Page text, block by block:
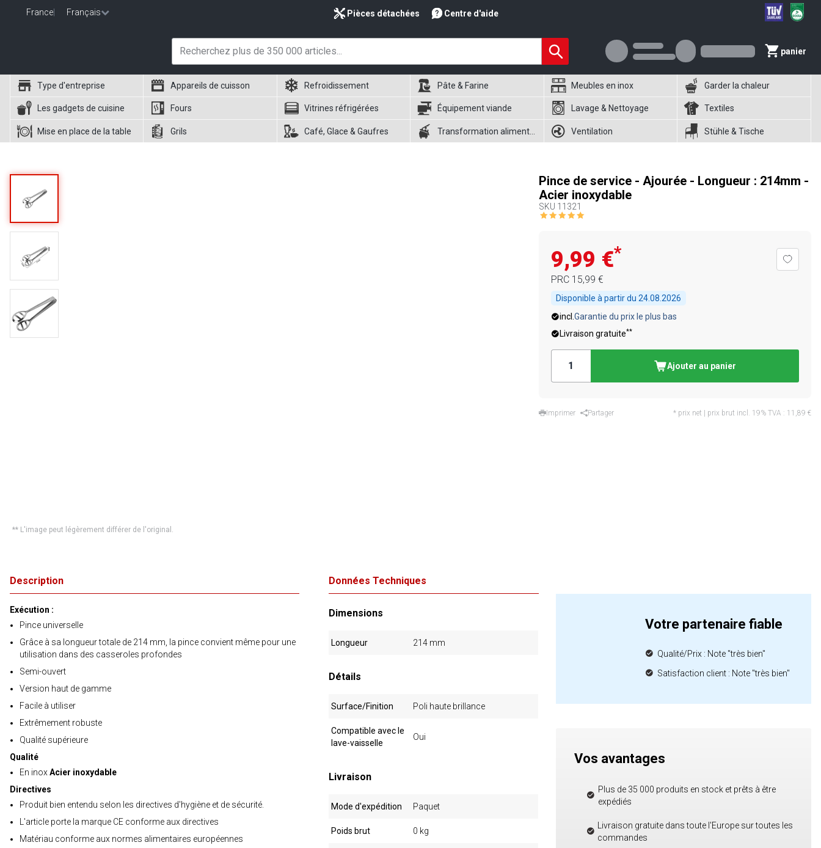
France Français Pièces détachées Centre d'aide
panier
Type d'entreprise Appareils de cuisson Refroidissement Pâte & Farine Meubles en inox Garder la chaleur
Les gadgets de cuisine Fours Vitrines réfrigérées Équipement viande Lavage & Nettoyage Textiles
Mise en place de la table Grils Café, Glace & Gaufres Ventilation Stühle & Tische
** L'image peut légèrement différer de l'original.
Pince de service - Ajourée - Longueur : 214mm -
Acier inoxydable
SKU 11321
9,99 €*
PRC 15,99 €
Disponible à partir du 24.08.2026
incl. Garantie du prix le plus bas
Livraison gratuite**
Ajouter au panier
Imprimer Partager * prix net | prix brut incl. 19% TVA : 11,89 €
Description
Exécution :
Pince universelle
Grâce à sa longueur totale de 214 mm, la pince convient même pour une
utilisation dans des casseroles profondes
Semi-ouvert
Version haut de gamme
Facile à utiliser
Extrêmement robuste
Qualité supérieure
Qualité
En inoxAcier inoxydable
Directives
Produit bien entendu selon les directives d'hygiène et de sécurité.
L'article porte la marque CE conforme aux directives
Matériau conforme aux normes alimentaires européennes
Données Techniques
Dimensions
Longueur 214 mm
Détails
Surface/Finition Poli haute brillance
Compatible avec le
lave-vaisselle
Oui
Livraison
Mode d'expédition Paquet
Poids brut 0 kg
Votre partenaire fiable
Qualité/Prix : Note "très bien"
Satisfaction client : Note "très bien"
Vos avantages
Plus de 35 000 produits en stock et prêts à être
expédiés
Livraison gratuite dans toute l'Europe sur toutes les
commandes